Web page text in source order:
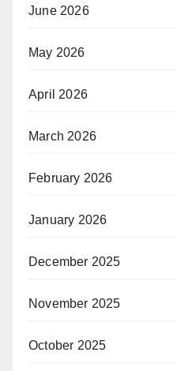
June 2026
May 2026
April 2026
March 2026
February 2026
January 2026
December 2025
November 2025
October 2025